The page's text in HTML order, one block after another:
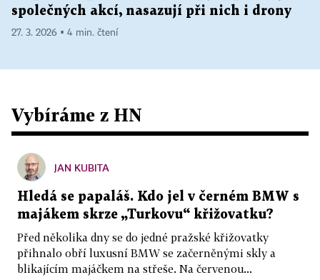
společných akcí, nasazují při nich i drony
27. 3. 2026 ▪ 4 min. čtení
Vybíráme z HN
JAN KUBITA
Hledá se papaláš. Kdo jel v černém BMW s
majákem skrze „Turkovu“ křižovatku?
Před několika dny se do jedné pražské křižovatky
přihnalo obří luxusní BMW se začerněnými skly a
blikajícím majáčkem na střeše. Na červenou...